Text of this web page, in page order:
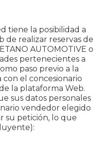
tiene la posibilidad a
de realizar reservas de
AUTOMOTIVE o
pertenecientes a
paso previo a la
el concesionario
la plataforma Web.
sus datos personales
vendedor elegido
su petición, lo que